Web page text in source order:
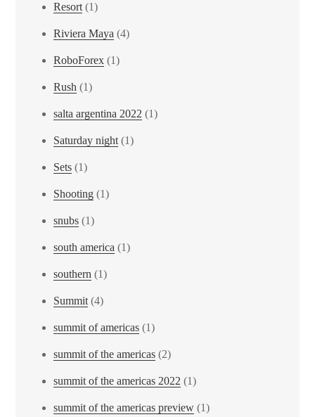
Resort(1)
Riviera Maya (4)
RoboForex (1)
Rush (1)
salta argentina 2022 (1)
Saturday night(1)
Sets (1)
Shooting (1)
snubs (1)
south america (1)
southern (1)
Summit(4)
summit of americas (1)
summit of the americas (2)
summit of the americas 2022 (1)
summit of the americas preview (1)